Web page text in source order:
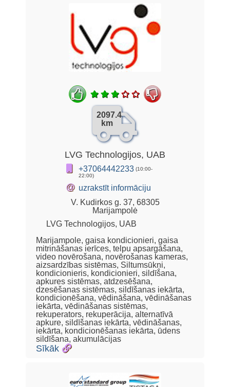
2097.4
km
LVG Technologijos, UAB
+37064442233 (10:00-
22:00)
@ uzrakstīt informāciju
V. Kudirkos g. 37, 68305
Marijampolė
LVG Technologijos, UAB
Marijampole, gaisa kondicionieri, gaisa
mitrināšanas ierīces, telpu apsargāšana,
video novērošana, novērošanas kameras,
aizsardzības sistēmas, Siltumsūkņi,
kondicionieris, kondicionieri, sildīšana,
apkures sistēmas, atdzesēšana,
dzesēšanas sistēmas, sildīšanas iekārta,
kondicionēšana, vēdināšana, vēdināšanas
iekārta, vēdināšanas sistēmas,
rekuperators, rekuperācija, alternatīvā
apkure, sildīšanas iekārta, vēdināšanas,
iekārta, kondicionēšanas iekārta, ūdens
sildīšana, akumulācijas
Sīkāk